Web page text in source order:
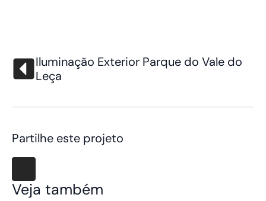
Iluminação Exterior Parque do Vale do
Leça
Partilhe este projeto
Veja também